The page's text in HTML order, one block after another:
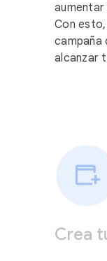
Con
campaña
alcanzar
Crea